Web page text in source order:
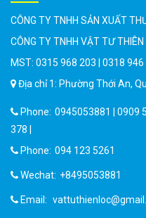
CÔNG TY TNHH SẢN XUẤT
CÔNG TY TNHH VẬT TƯ
MST: 0315 968 203 | 0318 946
Địa chỉ 1: Phường Thới An,
Phone: 0945053881 | 0909
378 |
Phone: 094 123 5261
Wechat: +8495053881
Email: